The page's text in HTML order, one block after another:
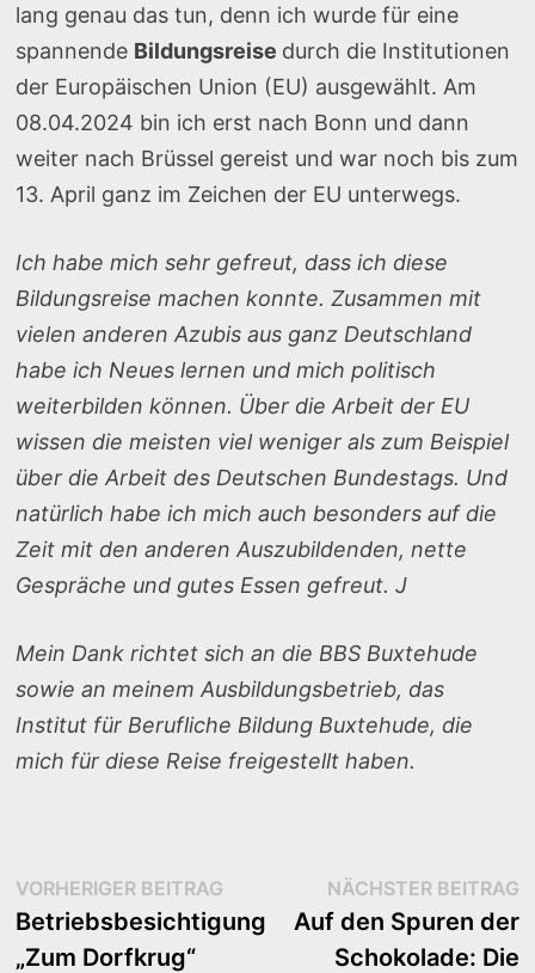
lang genau das tun, denn ich wurde für eine
spannende Bildungsreise durch die Institutionen
der Europäischen Union (EU) ausgewählt. Am
08.04.2024 bin ich erst nach Bonn und dann
weiter nach Brüssel gereist und war noch bis zum
13. April ganz im Zeichen der EU unterwegs.
Ich habe mich sehr gefreut, dass ich diese
Bildungsreise machen konnte. Zusammen mit
vielen anderen Azubis aus ganz Deutschland
habe ich Neues lernen und mich politisch
weiterbilden können. Über die Arbeit der EU
wissen die meisten viel weniger als zum Beispiel
über die Arbeit des Deutschen Bundestags. Und
natürlich habe ich mich auch besonders auf die
Zeit mit den anderen Auszubildenden, nette
Gespräche und gutes Essen gefreut. J
Mein Dank richtet sich an die BBS Buxtehude
sowie an meinem Ausbildungsbetrieb, das
Institut für Berufliche Bildung Buxtehude, die
mich für diese Reise freigestellt haben.
Beitragsnavigation
VORHERIGER BEITRAGVorheriger
Beitrag:
Betriebsbesichtigung
„Zum Dorfkrug“
NÄCHSTER BEITRAG
Auf den Spuren der
Schokolade: Die